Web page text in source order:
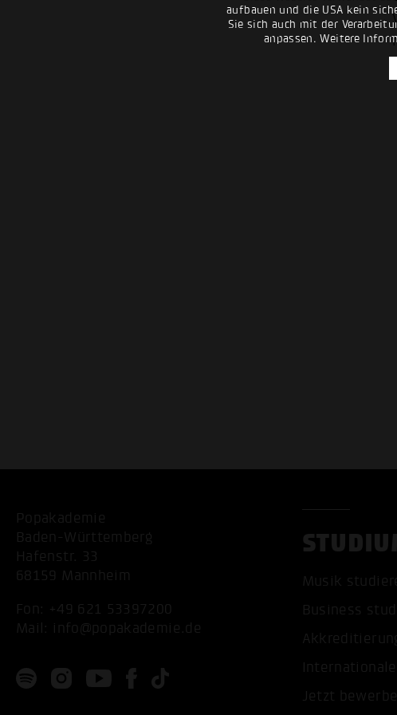
aufbauen und die USA kein
Sie sich auch mit der
anpassen. Weitere
Popakademie
Baden-Württemberg
Hafenstr. 33
68159 Mannheim
Fon: +49 621 53397200
Mail: info@popakademie.de
Musik
Business
Jetzt